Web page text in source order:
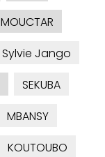
MOUCTAR
Sylvie Jango
SEKUBA
MBANSY
KOUTOUBO